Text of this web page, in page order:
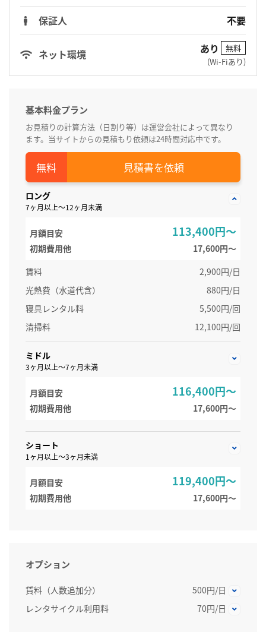
保証人
不要
ネット環境 あり
無料
(Wi-Fiあり)
基本料金プラン
お見積りの計算方法（日割り等）は運営会社によって異なり
ます。当サイトからの見積もり依頼は24時間対応中です。
見積書を依頼
ロング
7ヶ月以上～12ヶ月未満
月額目安 113,400円～
初期費用他
17,600円〜
賃料
2,900円/日
光熱費（水道代含）
880円/日
寝具レンタル料
5,500円/回
清掃料
12,100円/回
ミドル
3ヶ月以上～7ヶ月未満
月額目安 116,400円～
初期費用他 17,600円〜
ショート
1ヶ月以上～3ヶ月未満
月額目安 119,400円～
初期費用他 17,600円〜
オプション
賃料（人数追加分）
500円/日
レンタサイクル利用料
70円/日